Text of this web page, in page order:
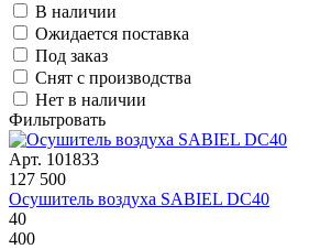
В наличии
Ожидается поставка
Под заказ
Снят с производства
Нет в наличии
Фильтровать
Арт. 101833
127 500
Осушитель воздуха SABIEL DC40
40
400